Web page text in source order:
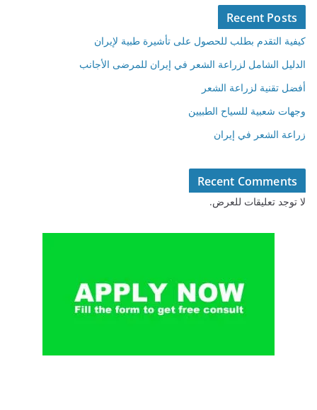
Recent Posts
كيفية التقدم بطلب للحصول على تأشيرة طبية لإيران
الدليل الشامل لزراعة الشعر في إيران للمرضى الأجانب
أفضل تقنية لزراعة الشعر
وجهات شعبية للسياح الطبيين
زراعة الشعر في إيران
Recent Comments
لا توجد تعليقات للعرض.